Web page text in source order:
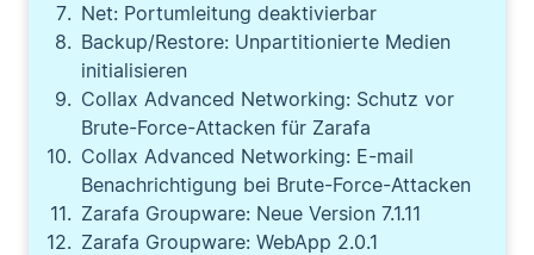
Net: Portumleitung deaktivierbar
Backup/Restore: Unpartitionierte Medien
initialisieren
Collax Advanced Networking: Schutz vor
Brute-Force-Attacken für Zarafa
Collax Advanced Networking: E-mail
Benachrichtigung bei Brute-Force-Attacken
Zarafa Groupware: Neue Version 7.1.11
Zarafa Groupware: WebApp 2.0.1